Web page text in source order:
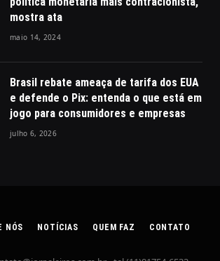
mostra ata
maio 14, 2024
Brasil rebate ameaça de tarifa dos EUA
e defende o Pix: entenda o que está em
jogo para consumidores e empresas
julho 6, 2026
NÓS NOTÍCIAS QUEM FAZ CONTATO